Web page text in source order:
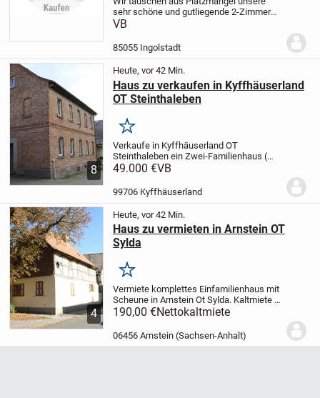
sehr schöne und gutliegende 2-Zimmer
Erdgeschoß Wohnung mit 61m
Tiefgaragenplatz gegen älteres Haus.Die
Wohnung ist neu...
VB
85055 Ingolstadt
8
Heute, vor 42 Min.
Haus zu verkaufen in Kyffhäuserland
OT Steinthaleben
Merken
Verkaufe in Kyffhäuserland OT
Steinthaleben ein Zwei-Familienhaus (
ehemalige Schule ). Baujahr 1925, 8
Wohnfläche. Grundstück 257 m². Es sind
größere Renovierungs...
49.000 €VB
99706 Kyffhäuserland
4
Heute, vor 42 Min.
Haus zu vermieten in Arnstein OT
Sylda
Merken
Vermiete komplettes Einfamilienhaus mit
Scheune in Arnstein Ot Sylda. Kaltmiete €
190,- + Nebenkostenvorauszahlung € 80,-
Wegen den Renovierungsarbeiten für 4...
190,00 €Nettokaltmiete
06456 Arnstein (Sachsen-Anhalt)